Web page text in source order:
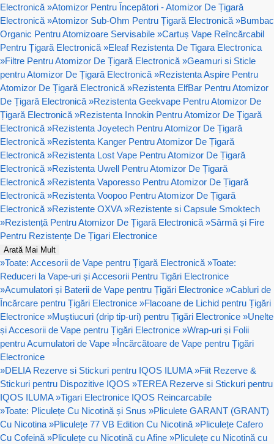
Electronică »Atomizor Pentru Începători - Atomizor De Țigară
Electronică »Atomizor Sub-Ohm Pentru Țigară Electronică »Bumbac
Organic Pentru Atomizoare Servisabile »Cartuș Vape Reîncărcabil
Pentru Țigară Electronică »Eleaf Rezistenta De Tigara Electronica
»Filtre Pentru Atomizor De Țigară Electronică »Geamuri si Sticle
pentru Atomizor De Țigară Electronică »Rezistenta Aspire Pentru
Atomizor De Țigară Electronică »Rezistenta ElfBar Pentru Atomizor
De Țigară Electronică »Rezistenta Geekvape Pentru Atomizor De
Țigară Electronică »Rezistenta Innokin Pentru Atomizor De Țigară
Electronică »Rezistenta Joyetech Pentru Atomizor De Țigară
Electronică »Rezistenta Kanger Pentru Atomizor De Țigară
Electronică »Rezistenta Lost Vape Pentru Atomizor De Țigară
Electronică »Rezistenta Uwell Pentru Atomizor De Țigară
Electronică »Rezistenta Vaporesso Pentru Atomizor De Țigară
Electronică »Rezistenta Voopoo Pentru Atomizor De Țigară
Electronică »Rezistente OXVA »Rezistente si Capsule Smoktech
»Rezistență Pentru Atomizor De Țigară Electronică »Sârmă și Fire
Pentru Rezistențe De Țigari Electronice
Arată Mai Mult
»Toate: Accesorii de Vape pentru Țigară Electronică »Toate:
Reduceri la Vape-uri și Accesorii Pentru Tigări Electronice
»Acumulatori și Baterii de Vape pentru Țigări Electronice »Cabluri de
Încărcare pentru Țigări Electronice »Flacoane de Lichid pentru Țigări
Electronice »Muștiucuri (drip tip-uri) pentru Țigări Electronice »Unelte
și Accesorii de Vape pentru Țigări Electronice »Wrap-uri și Folii
pentru Acumulatori de Vape »Încărcătoare de Vape pentru Țigări
Electronice
»DELIA Rezerve si Stickuri pentru IQOS ILUMA »Fiit Rezerve &
Stickuri pentru Dispozitive IQOS »TEREA Rezerve si Stickuri pentru
IQOS ILUMA »Tigari Electronice IQOS Reincarcabile
»Toate: Pliculețe Cu Nicotină și Snus »Pliculete GARANT (GRANT)
Cu Nicotina »Pliculețe 77 VB Edition Cu Nicotină »Pliculețe Cafero
Cu Cofeină »Pliculețe cu Nicotină cu Afine »Pliculețe cu Nicotină cu